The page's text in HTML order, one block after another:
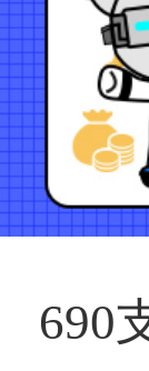
690